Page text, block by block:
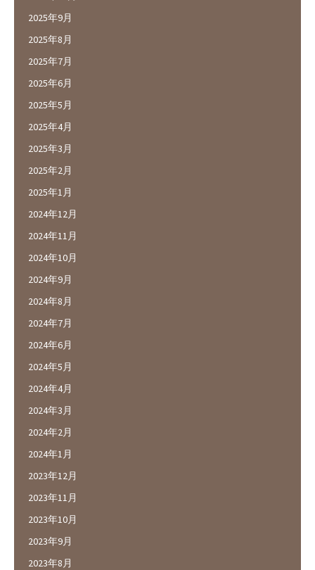
2025年9月
2025年8月
2025年7月
2025年6月
2025年5月
2025年4月
2025年3月
2025年2月
2025年1月
2024年12月
2024年11月
2024年10月
2024年9月
2024年8月
2024年7月
2024年6月
2024年5月
2024年4月
2024年3月
2024年2月
2024年1月
2023年12月
2023年11月
2023年10月
2023年9月
2023年8月